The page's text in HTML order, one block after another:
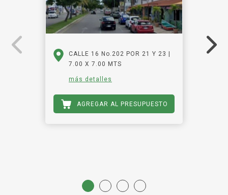
CALLE 16 No.202 POR 21 Y 23 |
7.00 X 7.00 MTS
más detalles
AGREGAR AL PRESUPUESTO